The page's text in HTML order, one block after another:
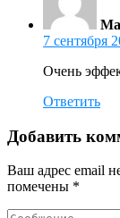
7 сентября
Очень
Ответить
Добавить
Ваш адрес email
помечены *